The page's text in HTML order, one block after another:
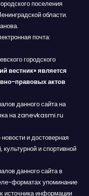
поселения
области.
почта:
городского
вестник» является
правовых актов
данного сайта на
на zanevkasmi.ru
и достоверная
и спортивной
данного сайта в
форматах упоминание
источника информации